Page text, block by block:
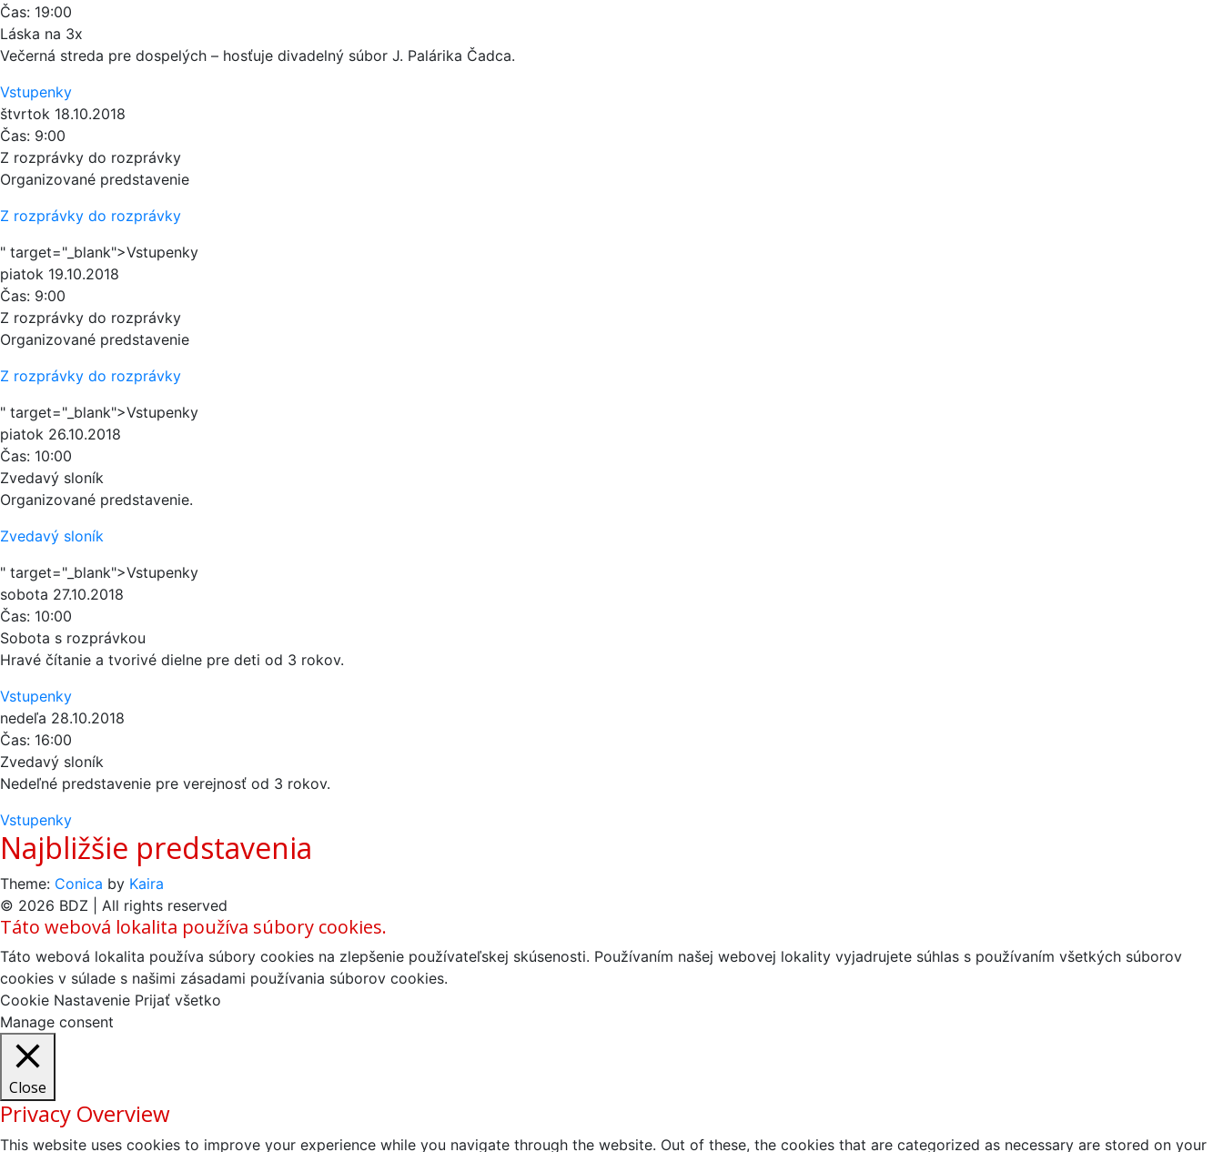
Čas: 19:00
Láska na 3x
Večerná streda pre dospelých – hosťuje divadelný súbor J. Palárika Čadca.
Vstupenky
štvrtok 18.10.2018
Čas: 9:00
Z rozprávky do rozprávky
Organizované predstavenie
Z rozprávky do rozprávky
" target="_blank">Vstupenky
piatok 19.10.2018
Čas: 9:00
Z rozprávky do rozprávky
Organizované predstavenie
Z rozprávky do rozprávky
" target="_blank">Vstupenky
piatok 26.10.2018
Čas: 10:00
Zvedavý sloník
Organizované predstavenie.
Zvedavý sloník
" target="_blank">Vstupenky
sobota 27.10.2018
Čas: 10:00
Sobota s rozprávkou
Hravé čítanie a tvorivé dielne pre deti od 3 rokov.
Vstupenky
nedeľa 28.10.2018
Čas: 16:00
Zvedavý sloník
Nedeľné predstavenie pre verejnosť od 3 rokov.
Vstupenky
Najbližšie predstavenia
Theme: Conica by Kaira
© 2026 BDZ | All rights reserved
Táto webová lokalita používa súbory cookies.
Táto webová lokalita používa súbory cookies na zlepšenie používateľskej skúsenosti. Používaním našej webovej lokality vyjadrujete súhlas s používaním všetkých súborov
cookies v súlade s našimi zásadami používania súborov cookies.
Cookie Nastavenie Prijať všetko
Manage consent
Close
Privacy Overview
This website uses cookies to improve your experience while you navigate through the website. Out of these, the cookies that are categorized as necessary are stored on your